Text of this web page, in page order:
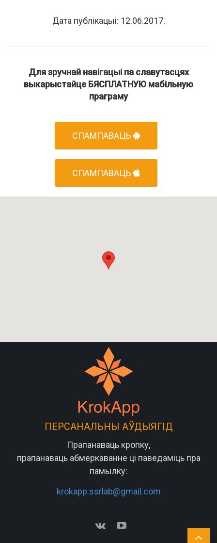
Дата публікацыі: 12.06.2017.
Для зручнай навігацыі па славутасцях
выкарыстайце БЯСПЛАТНУЮ мабільную
праграму
СПАМПАВАЦЬ
СПАМПАВАЦЬ
ПЕРСАНАЛЬНЫ АЎДЫЯГІД
Прапанаваць кропку,
прапанаваць абмеркаванне ці паведаміць пра
памылку:
krokapp.ssrlab@gmail.com